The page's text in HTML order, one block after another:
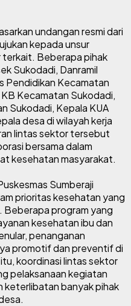
undangan resmi dari
kepada unsur
terkait. Beberapa pihak
Sukodadi, Danramil
Pendidikan Kecamatan
Kecamatan Sukodadi,
Sukodadi, Kepala KUA
desa di wilayah kerja
lintas sektor tersebut
bersama dalam
kesehatan masyarakat.
Sumberaji
prioritas kesehatan yang
Beberapa program yang
kesehatan ibu dan
penanganan
promotif dan preventif di
koordinasi lintas sektor
pelaksanaan kegiatan
keterlibatan banyak pihak